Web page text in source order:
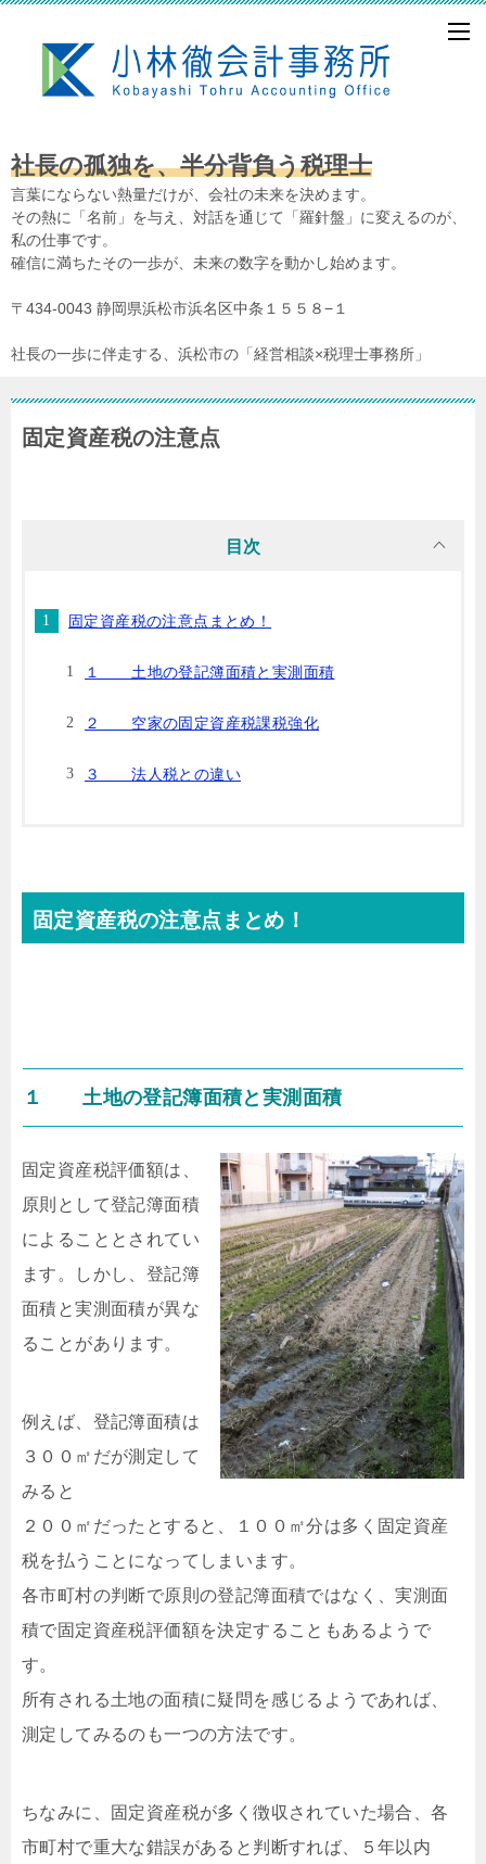
社長の孤独を、半分背負う税理士
言葉にならない熱量だけが、会社の未来を決めます。
その熱に「名前」を与え、対話を通じて「羅針盤」に変えるのが、
私の仕事です。
確信に満ちたその一歩が、未来の数字を動かし始めます。
〒434-0043 静岡県浜松市浜名区中条１５５８−１
社長の一歩に伴走する、浜松市の「経営相談×税理士事務所」
固定資産税の注意点
目次
固定資産税の注意点まとめ！
１ 土地の登記簿面積と実測面積
２ 空家の固定資産税課税強化
３ 法人税との違い
固定資産税の注意点まとめ！
１ 土地の登記簿面積と実測面積
固定資産税評価額は、
原則として登記簿面積
によることとされてい
ます。しかし、登記簿
面積と実測面積が異な
ることがあります。
例えば、登記簿面積は
３００㎡だが測定して
みると
２００㎡だったとすると、１００㎡分は多く固定資産
税を払うことになってしまいます。
各市町村の判断で原則の登記簿面積ではなく、実測面
積で固定資産税評価額を決定することもあるようで
す。
所有される土地の面積に疑問を感じるようであれば、
測定してみるのも一つの方法です。
ちなみに、固定資産税が多く徴収されていた場合、各
市町村で重大な錯誤があると判断すれば、５年以内